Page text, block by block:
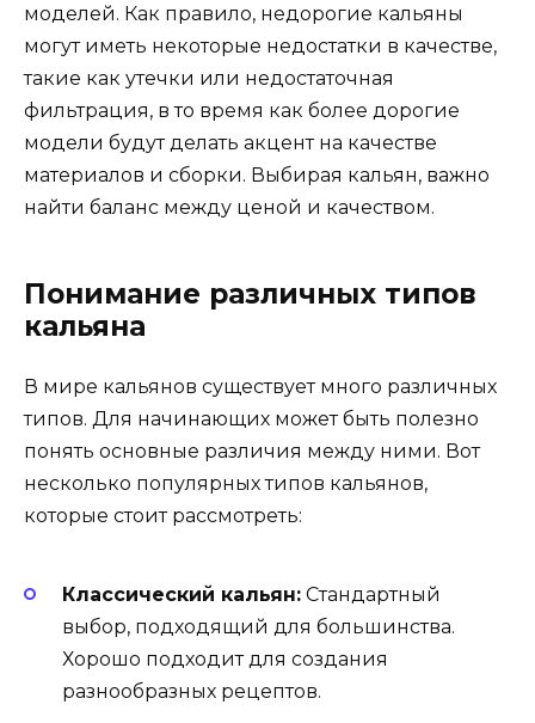
моделей. Как правило, недорогие кальяны
могут иметь некоторые недостатки в качестве,
такие как утечки или недостаточная
фильтрация, в то время как более дорогие
модели будут делать акцент на качестве
материалов и сборки. Выбирая кальян, важно
найти баланс между ценой и качеством.
Понимание различных типов
кальяна
В мире кальянов существует много различных
типов. Для начинающих может быть полезно
понять основные различия между ними. Вот
несколько популярных типов кальянов,
которые стоит рассмотреть:
Классический кальян: Стандартный
выбор, подходящий для большинства.
Хорошо подходит для создания
разнообразных рецептов.